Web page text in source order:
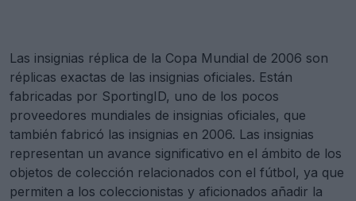
Las insignias réplica de la Copa Mundial de 2006 son
réplicas exactas de las insignias oficiales. Están
fabricadas por SportingID, uno de los pocos
proveedores mundiales de insignias oficiales, que
también fabricó las insignias en 2006. Las insignias
representan un avance significativo en el ámbito de los
objetos de colección relacionados con el fútbol, ya que
permiten a los coleccionistas y aficionados añadir la